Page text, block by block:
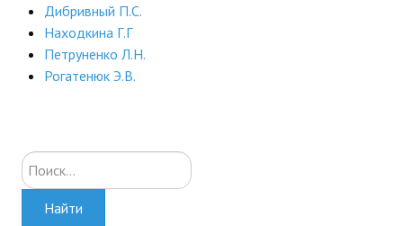
Дибривный П.С.
Находкина Г.Г
Петруненко Л.Н.
Рогатенюк Э.В.
Искать...
Найти